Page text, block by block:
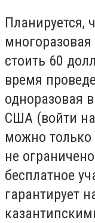
Планируется,
стоить 60
время
одноразовая
США (войти
можно только
не
бесплатное
гарантирует